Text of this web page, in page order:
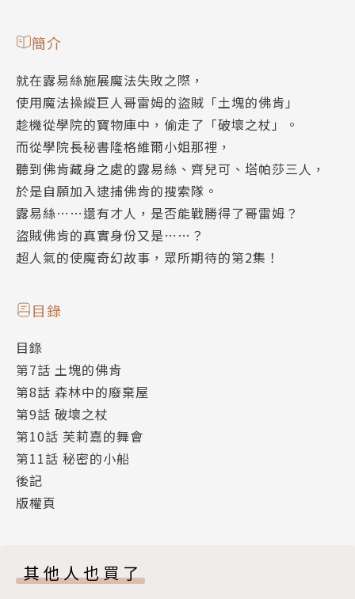
簡介
就在露易絲施展魔法失敗之際，
使用魔法操縱巨人哥雷姆的盜賊「土塊的佛肯」
趁機從學院的寶物庫中，偷走了「破壞之杖」。
而從學院長秘書隆格維爾小姐那裡，
聽到佛肯藏身之處的露易絲、齊兒可、塔帕莎三人，
於是自願加入逮捕佛肯的搜索隊。
露易絲……還有才人，是否能戰勝得了哥雷姆？
盜賊佛肯的真實身份又是……？
超人氣的使魔奇幻故事，眾所期待的第2集！
目錄
目錄
第7話 土塊的佛肯
第8話 森林中的廢棄屋
第9話 破壞之杖
第10話 芙莉嘉的舞會
第11話 秘密的小船
後記
版權頁
其他人也買了